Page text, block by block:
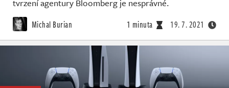
tvrzení agentury Bloomberg je nesprávné.
Michal Burian 1 minuta 19. 7. 2021